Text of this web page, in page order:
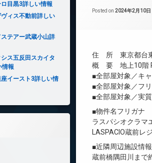
Posted on 2024年2月10日
住 所 東京都台
概 要 地上10階
■全部屋対象／キ
■全部屋対象／フ
■全部屋対象／実
■物件名フリガナ
ラスパシオクラマ
LASPACIO蔵前レ
■近隣周辺施設情報
蔵前橋隅田川まで
目黒3詳しい情報
ィス不動前詳しい
テアー武蔵小山詳
ス五反田スカイタ
情報
座イースト3詳しい情